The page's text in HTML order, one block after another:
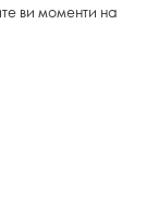
ви моменти на